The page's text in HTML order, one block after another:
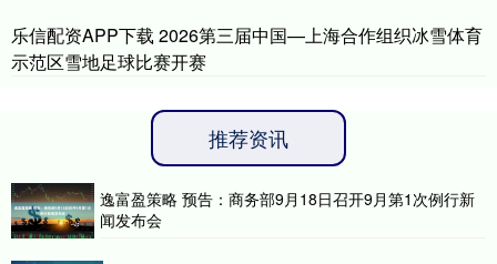
乐信配资APP下载 2026第三届中国—上海合作组织冰雪体育
示范区雪地足球比赛开赛
推荐资讯
逸富盈策略 预告：商务部9月18日召开9月第1次例行新
闻发布会